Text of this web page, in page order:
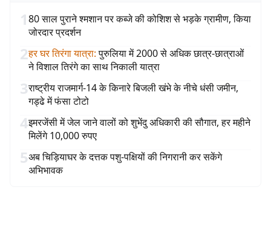
180 साल पुराने श्मशान पर कब्जे की कोशिश से भड़के ग्रामीण, किया
जोरदार प्रदर्शन
2हर घर तिरंगा यात्रा: पुरुलिया में 2000 से अधिक छात्र-छात्राओं
ने विशाल तिरंगे का साथ निकाली यात्रा
3राष्ट्रीय राजमार्ग-14 के किनारे बिजली खंभे के नीचे धंसी जमीन,
गड्ढे में फंसा टोटो
4इमरजेंसी में जेल जाने वालों को शुभेंदु अधिकारी की सौगात, हर महीने
मिलेंगे 10,000 रुपए
5अब चिड़ियाघर के दत्तक पशु-पक्षियों की निगरानी कर सकेंगे
अभिभावक